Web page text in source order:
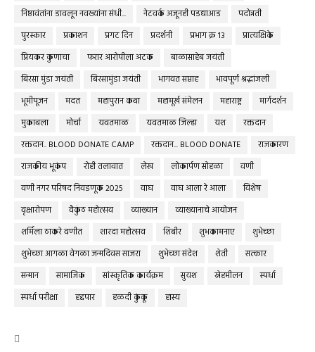
निष्ठावंतांना डावलून नवख्यांना संधी...
नेटवर्क अजूनही पडद्याआड
पदोन्नती
पुरस्कार
प्रकाशन प्रगट दिन प्रदर्शनी प्रभाग क्र १३
प्रात्यक्षिके
प्रियकर कुणाचा
फरार आरोपीला अटक
बाळासाहेब जयंती
बिरसा मुंडा जयंती
बिरसामुंडा जयंती भागवत सप्ताह
भावपूर्ण श्रद्धांजली
भूमीपूजन
मदत महापुरान कथा महामूर्ख संमेलन महाराष्ट्र
मार्गदर्शन
मुकाबला
मोर्चा यवतमाळ यवतमाळ जिल्हा यश
रक्तदान
रक्तदान.. BLOOD DONATE CAMP
रक्तदान... BLOOD DONATE
राजकारण
राजकीय भूकंप
रोही तलावात लेख लोकार्पण सोहळा
वणी
वणी नगर परिषद निवडणूक 2025
वाघ वाघ आला रे आला
विशेष
वृक्षारोपण
वैकुंठ महोत्सव व्याख्यान
व्याख्यानाचे आयोजन
शर्मिला ठाकरे वणीत
शारदा महोत्सव शिबीर शुभकामनाए
शुभेच्छा
शुभेच्छा आगळा वेगळा जन्मदिवस साजरा
शुभेच्छा संदेश शेती
सत्कार
सन्मान
सामाजिक सांस्कृतिक कार्यक्रम सुयश स्नेहमीलन
स्पर्धा
स्पर्धा परीक्षा
हद्दपार हळदी कुंकू हास्य
